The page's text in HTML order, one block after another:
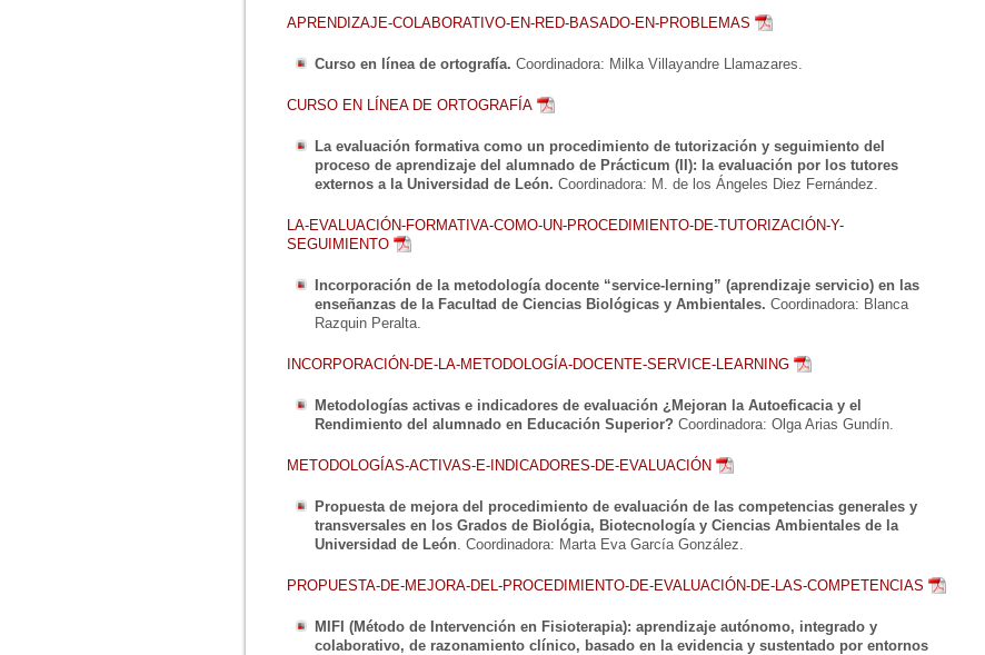
APRENDIZAJE-COLABORATIVO-EN-RED-BASADO-EN-PROBLEMAS
Curso en línea de ortografía. Coordinadora: Milka Villayandre Llamazares.
CURSO EN LÍNEA DE ORTOGRAFÍA
La evaluación formativa como un procedimiento de tutorización y seguimiento del
proceso de aprendizaje del alumnado de Prácticum (II): la evaluación por los tutores
externos a la Universidad de León. Coordinadora: M. de los Ángeles Diez Fernández.
LA-EVALUACIÓN-FORMATIVA-COMO-UN-PROCEDIMIENTO-DE-TUTORIZACIÓN-Y-
SEGUIMIENTO
Incorporación de la metodología docente “service-lerning” (aprendizaje servicio) en las
enseñanzas de la Facultad de Ciencias Biológicas y Ambientales. Coordinadora: Blanca
Razquin Peralta.
INCORPORACIÓN-DE-LA-METODOLOGÍA-DOCENTE-SERVICE-LEARNING
Metodologías activas e indicadores de evaluación ¿Mejoran la Autoeficacia y el
Rendimiento del alumnado en Educación Superior? Coordinadora: Olga Arias Gundín.
METODOLOGÍAS-ACTIVAS-E-INDICADORES-DE-EVALUACIÓN
Propuesta de mejora del procedimiento de evaluación de las competencias generales y
transversales en los Grados de Biológia, Biotecnología y Ciencias Ambientales de la
Universidad de León. Coordinadora: Marta Eva García González.
PROPUESTA-DE-MEJORA-DEL-PROCEDIMIENTO-DE-EVALUACIÓN-DE-LAS-COMPETENCIAS
MIFI (Método de Intervención en Fisioterapia): aprendizaje autónomo, integrado y
colaborativo, de razonamiento clínico, basado en la evidencia y sustentado por entornos